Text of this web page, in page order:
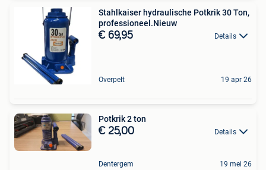
Stahlkaiser hydraulische Potkrik 30 Ton,
professioneel.Nieuw
€ 69,95 Details
Overpelt 19 apr 26
Potkrik 2 ton
€ 25,00 Details
Dentergem 19 mei 26